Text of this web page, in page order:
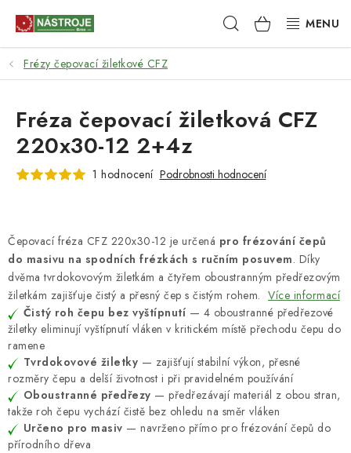
Hledat NÁKUPNÍ
KOŠÍK
NÁSTROJE
BRUSIVO
RUČNÍ NÁŘADÍ, PŘÍPRAVKY
STROJE
KONTAKTY
DÁRKOVÉ POUKAZY
STROJE DO DÍLNY
Frézy čepovací žiletkové CFZ
Čepovací fréza CFZ 220x30-12 je určená pro frézování čepů
do masivu na spodních frézkách s ručním posuvem. Díky
dvěma tvrdokovovým žiletkám a čtyřem oboustranným předřezovým
žiletkám zajišťuje čistý a přesný čep s čistým rohem. Více informací
Čistý roh čepu bez vyštípnutí — 4 oboustranné předřezové
žiletky eliminují vyštípnutí vláken v kritickém místě přechodu čepu do
ramene
Tvrdokovové žiletky — zajišťují stabilní výkon, přesné
rozměry čepu a delší životnost i při pravidelném používání
Oboustranné předřezy — předřezávají materiál z obou stran,
takže roh čepu vychází čistě bez ohledu na směr vláken
Určeno pro masiv — navrženo přímo pro frézování čepů do
přírodního dřeva
Fréza čepovací žiletková CFZ
220x30-12 2+4z
1 hodnocení Podrobnosti hodnocení